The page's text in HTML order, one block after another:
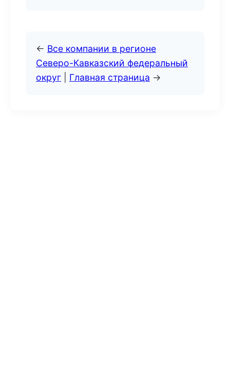
← Все компании в регионе
Северо-Кавказский федеральный
округ
Главная страница →